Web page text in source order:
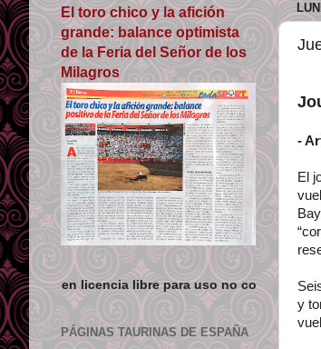
-
El
y
El toro chico y la afición
grande: balance optimista
de la Feria del Señor de los
Milagros
libre para uso no comercial siempre que se
PÁGINAS TAURINAS DE ESPAÑA